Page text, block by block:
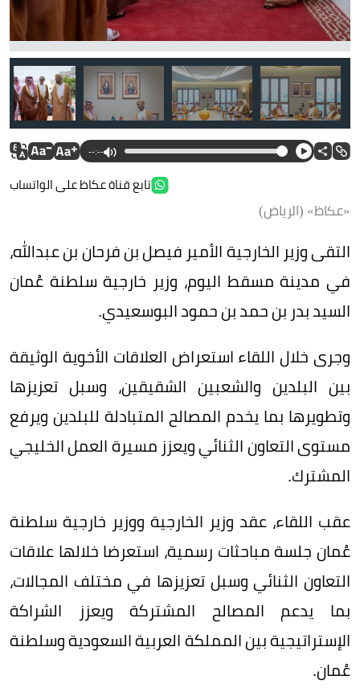
--:--
تابع قناة عكاظ على الواتساب
«عكاظ» (الرياض)
التقى وزير الخارجية الأمير فيصل بن فرحان بن عبدالله،
في مدينة مسقط اليوم، وزير خارجية سلطنة عُمان
السيد بدر بن حمد بن حمود البوسعيدي.
وجرى خلال اللقاء استعراض العلاقات الأخوية الوثيقة
بين البلدين والشعبين الشقيقين، وسبل تعزيزها
وتطويرها بما يخدم المصالح المتبادلة للبلدين ويرفع
مستوى التعاون الثنائي ويعزز مسيرة العمل الخليجي
المشترك.
عقب اللقاء، عقد وزير الخارجية ووزير خارجية سلطنة
عُمان جلسة مباحثات رسمية، استعرضا خلالها علاقات
التعاون الثنائي وسبل تعزيزها في مختلف المجالات،
بما يدعم المصالح المشتركة ويعزز الشراكة
الإستراتيجية بين المملكة العربية السعودية وسلطنة
عُمان.